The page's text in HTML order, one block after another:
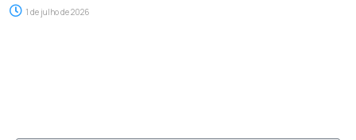
1 de julho de 2026